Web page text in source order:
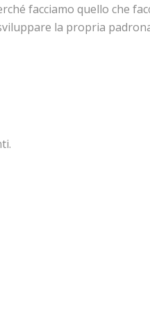
facciamo quello che
la propria